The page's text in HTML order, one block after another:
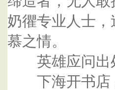
奶忂专业人士
慕之情。
英雄应问出
下海开书店